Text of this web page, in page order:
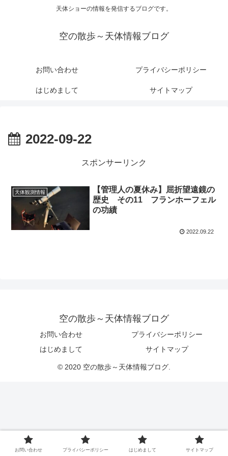
天体ショーの情報を発信するブログです。
空の散歩～天体情報ブログ
お問い合わせ プライバシーポリシー
はじめまして サイトマップ
2022-09-22
スポンサーリンク
天体観測情報
【管理人の夏休み】屈折望遠鏡の
歴史 その11 フランホーフェル
の功績
2022.09.22
空の散歩～天体情報ブログ
お問い合わせ
プライバシーポリシー
はじめまして
サイトマップ
© 2020 空の散歩～天体情報ブログ.
お問い合わせ プライバシーポリシー はじめまして サイトマップ